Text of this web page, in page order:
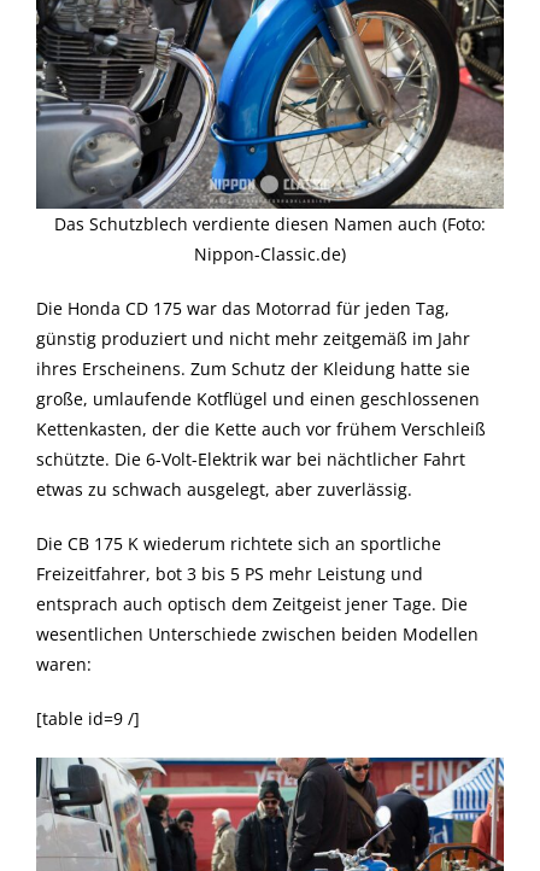
Das Schutzblech verdiente diesen Namen auch (Foto:
Nippon-Classic.de)
Die Honda CD 175 war das Motorrad für jeden Tag,
günstig produziert und nicht mehr zeitgemäß im Jahr
ihres Erscheinens. Zum Schutz der Kleidung hatte sie
große, umlaufende Kotflügel und einen geschlossenen
Kettenkasten, der die Kette auch vor frühem Verschleiß
schützte. Die 6-Volt-Elektrik war bei nächtlicher Fahrt
etwas zu schwach ausgelegt, aber zuverlässig.
Die CB 175 K wiederum richtete sich an sportliche
Freizeitfahrer, bot 3 bis 5 PS mehr Leistung und
entsprach auch optisch dem Zeitgeist jener Tage. Die
wesentlichen Unterschiede zwischen beiden Modellen
waren:
[table id=9 /]